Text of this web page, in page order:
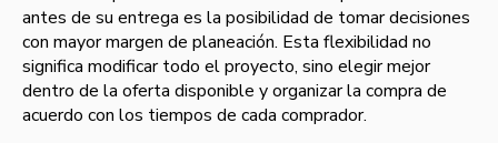
antes de su entrega es la posibilidad de tomar decisiones
con mayor margen de planeación. Esta flexibilidad no
significa modificar todo el proyecto, sino elegir mejor
dentro de la oferta disponible y organizar la compra de
acuerdo con los tiempos de cada comprador.